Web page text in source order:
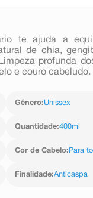
te ajuda a
de chia,
profunda
e couro cabeludo.
Gênero:Unissex
Quantidade:400ml
Cor de Cabelo: Para
Finalidade:Anticaspa